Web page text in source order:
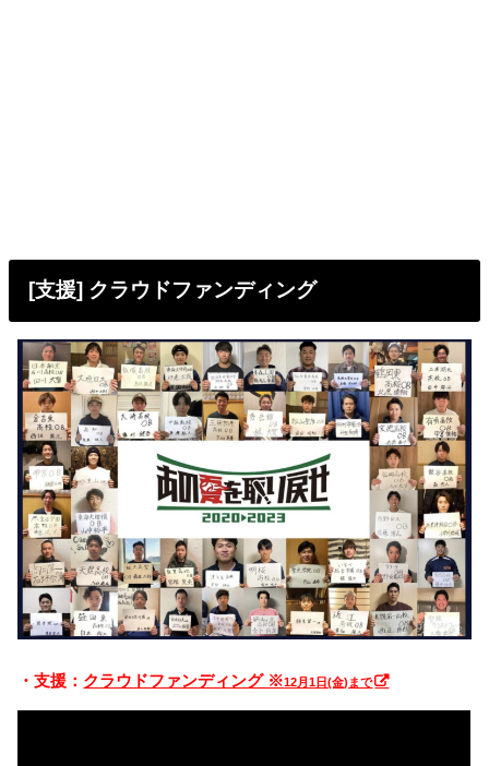
[支援] クラウドファンディング
・支援： クラウドファンディング ※12月1日(金)まで